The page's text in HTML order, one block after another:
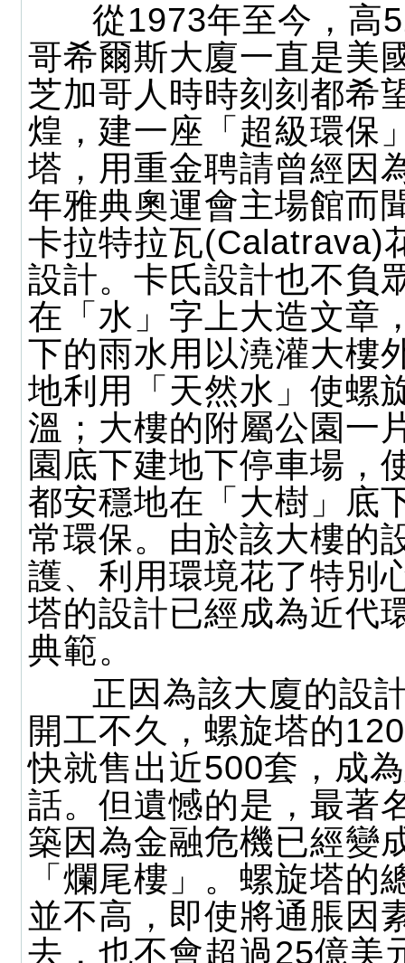
從1973年至今，高
哥希爾斯大廈一直是美
芝加哥人時時刻刻都希
煌，建一座「超級環保
塔，用重金聘請曾經因
年雅典奧運會主場館而
卡拉特拉瓦(Calatrava)
設計。卡氏設計也不負
在「水」字上大造文章
下的雨水用以澆灌大樓
地利用「天然水」使螺
溫；大樓的附屬公園一
園底下建地下停車場，
都安穩地在「大樹」底
常環保。由於該大樓的
護、利用環境花了特別
塔的設計已經成為近代
典範。
正因為該大廈的設
開工不久，螺旋塔的
快就售出近500套，成
話。但遺憾的是，最著
築因為金融危機已經變
「爛尾樓」。螺旋塔的
並不高，即使將通脹因
去，也不會超過25億美